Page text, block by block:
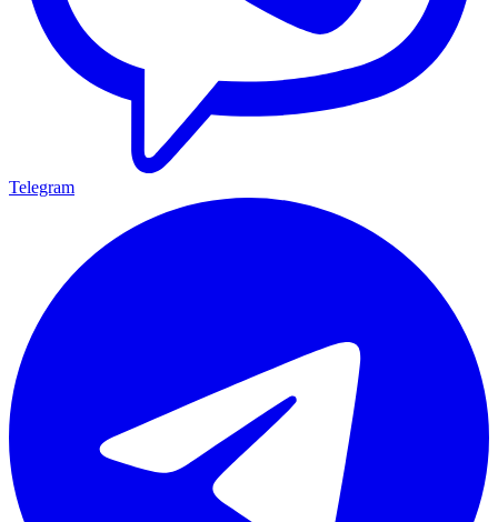
Telegram